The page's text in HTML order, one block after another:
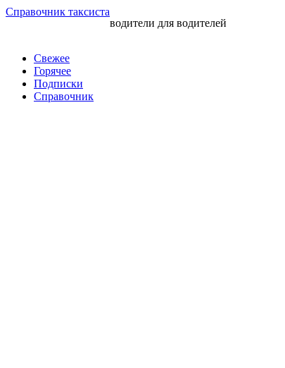
Перейти
Справочник таксиста
водители для водителей
Свежее
Горячее
Подписки
Справочник